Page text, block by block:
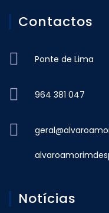
Contactos
Ponte de Lima
964 381 047
Notícias